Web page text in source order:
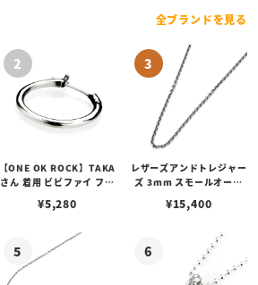
全ブランドを見る
【ONE OK ROCK】TAKA
さん 着用 ビビファイ フー
¥5,280
レザーズアンドトレジャー
ズ 3mm スモールオーバ
ブスタークラスプ＆LTロ
¥15,400